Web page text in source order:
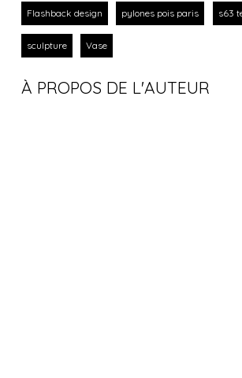
Flashback design pylones pois paris s63
sculpture Vase
À PROPOS DE L'AUTEUR